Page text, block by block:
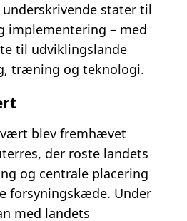
stater til
implementering – med
til udviklingslande
træning og teknologi.
blev fremhævet
der roste landets
og centrale placering
forsyningskæde. Under
med landets